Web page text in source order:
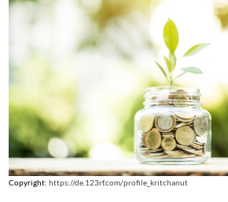
Copyright:https://de.123rf.com/profile_kritchanut